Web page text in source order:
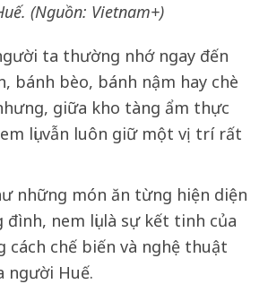
(Nguồn: Vietnam+)
ta thường nhớ ngay đến
bánh bèo, bánh nậm hay chè
giữa kho tàng ẩm thực
lụi vẫn luôn giữ một vị trí rất
những món ăn từng hiện diện
nem lụi là sự kết tinh của
chế biến và nghệ thuật
người Huế.